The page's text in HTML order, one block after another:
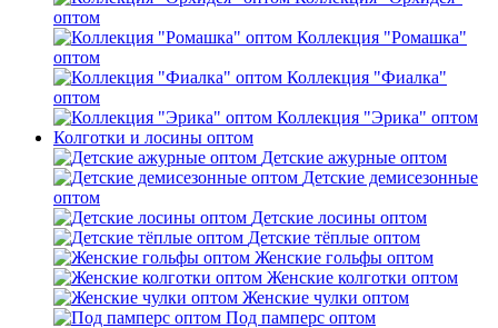
оптом
Коллекция "Ромашка"
оптом
Коллекция "Фиалка"
оптом
Коллекция "Эрика" оптом
Колготки и лосины оптом
Детские ажурные оптом
Детские демисезонные
оптом
Детские лосины оптом
Детские тёплые оптом
Женские гольфы оптом
Женские колготки оптом
Женские чулки оптом
Под памперс оптом